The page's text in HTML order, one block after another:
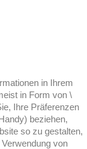
in Ihrem
in Form von \
Ihre Präferenzen
beziehen,
so zu gestalten,
von